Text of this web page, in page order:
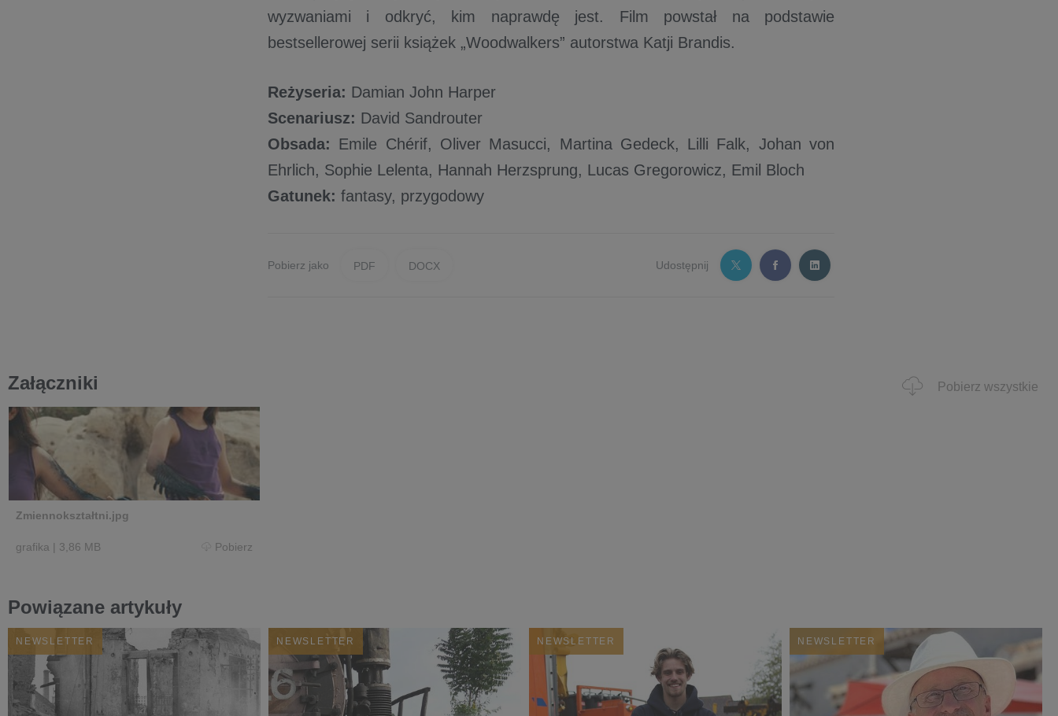
wyzwaniami i odkryć, kim naprawdę jest. Film powstał na podstawie
bestsellerowej serii książek „Woodwalkers” autorstwa Katji Brandis.
Reżyseria: Damian John Harper
Scenariusz: David Sandrouter
Obsada: Emile Chérif, Oliver Masucci, Martina Gedeck, Lilli Falk, Johan von
Ehrlich, Sophie Lelenta, Hannah Herzsprung, Lucas Gregorowicz, Emil Bloch
Gatunek: fantasy, przygodowy
Pobierz jako PDF DOCX Udostępnij
Załączniki Pobierz wszystkie
Zmiennokształtni.jpg
grafika | 3,86 MB Pobierz
Powiązane artykuły
NEWSLETTER NEWSLETTER NEWSLETTER NEWSLETTER